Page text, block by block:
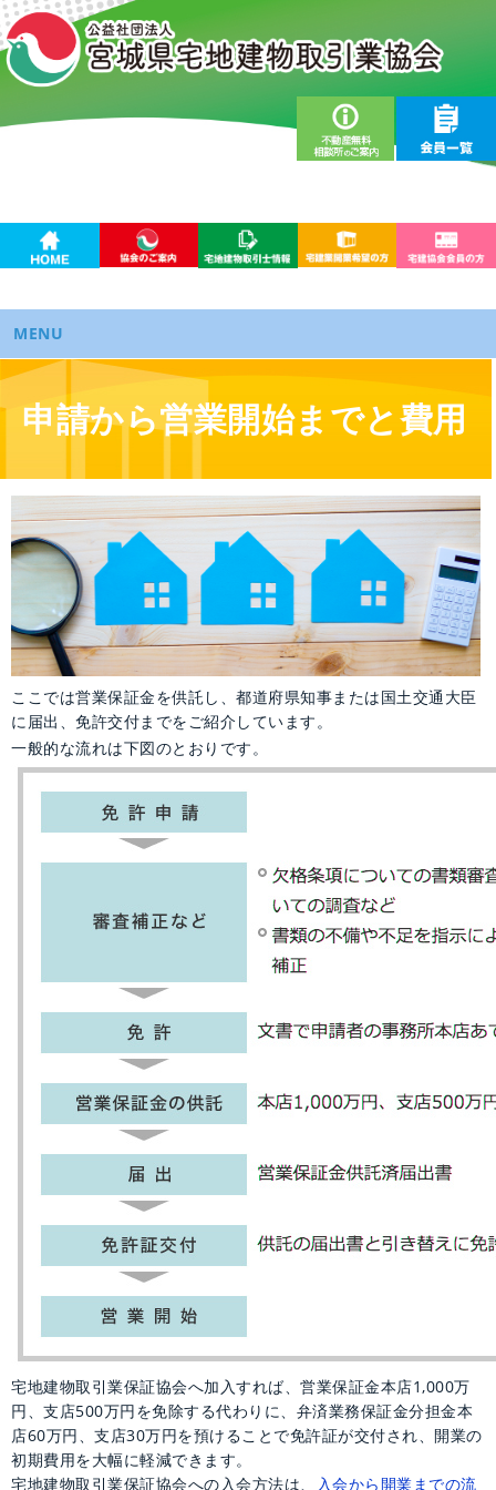
MENU
宅建業免許とは
免許の要件
必要な書類と提出先
有効期間と更新について
営業保証金の供託について
免許交付後の諸手続きについて
申請から営業開始までと費用
ここでは営業保証金を供託し、都道府県知事または国土交通大臣
に届出、免許交付までをご紹介しています。
一般的な流れは下図のとおりです。
宅地建物取引業保証協会へ加入すれば、営業保証金本店1,000万
円、支店500万円を免除する代わりに、弁済業務保証金分担金本
店60万円、支店30万円を預けることで免許証が交付され、開業の
初期費用を大幅に軽減できます。
宅地建物取引業保証協会への入会方法は、
入会から開業までの流